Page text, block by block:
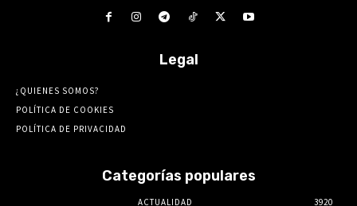
Legal
¿QUIENES SOMOS?
POLÍTICA DE COOKIES
POLÍTICA DE PRIVACIDAD
Categorías populares
ACTUALIDAD 3920